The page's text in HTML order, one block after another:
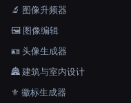
🔬 图像升频器
🖼️ 图像编辑
🪪 头像生成器
🏯 建筑与室内设计
⚜️ 徽标生成器